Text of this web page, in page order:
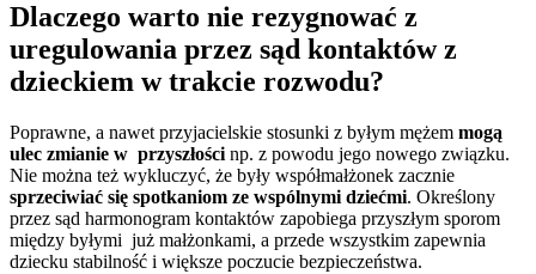
Dlaczego warto nie rezygnować z
uregulowania przez sąd kontaktów z
dzieckiem w trakcie rozwodu?
Poprawne, a nawet przyjacielskie stosunki z byłym mężem mogą
ulec zmianie w przyszłości np. z powodu jego nowego związku.
Nie można też wykluczyć, że były współmałżonek zacznie
sprzeciwiać się spotkaniom ze wspólnymi dziećmi. Określony
przez sąd harmonogram kontaktów zapobiega przyszłym sporom
między byłymi już małżonkami, a przede wszystkim zapewnia
dziecku stabilność i większe poczucie bezpieczeństwa.